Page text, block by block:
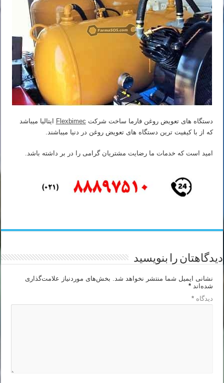
دستگاه های تعویض روغن فارما ساخت شرکت Flexbimec ایتالیا میباشد
که از با کیفیت ترین دستگاه های تعویض روغن در دنیا میباشند.
امید است که خدمات ما رضایت مشتریان گرامی را در بر داشته باشد.
دیدگاهتان را بنویسید
نشانی ایمیل شما منتشر نخواهد شد. بخش‌های موردنیاز علامت‌گذاری
شده‌اند*
دیدگاه*